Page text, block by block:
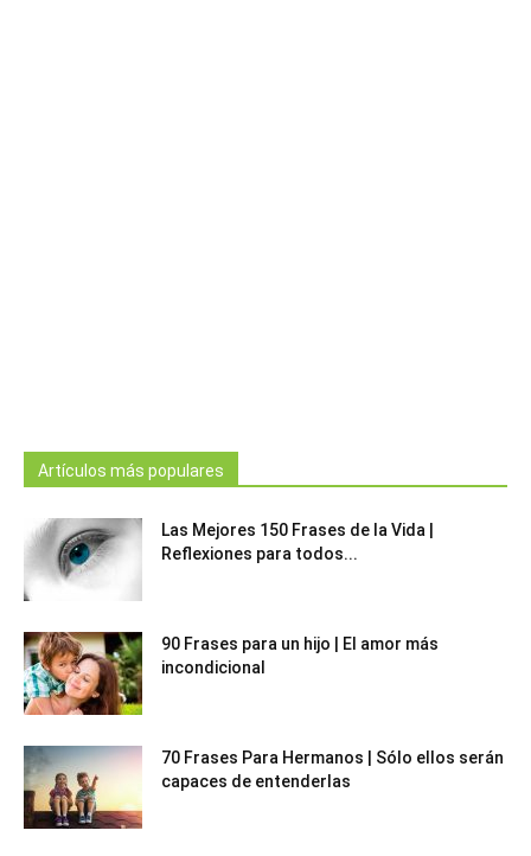
Artículos más populares
Las Mejores 150 Frases de la Vida |
Reflexiones para todos...
90 Frases para un hijo | El amor más
incondicional
70 Frases Para Hermanos | Sólo ellos serán
capaces de entenderlas